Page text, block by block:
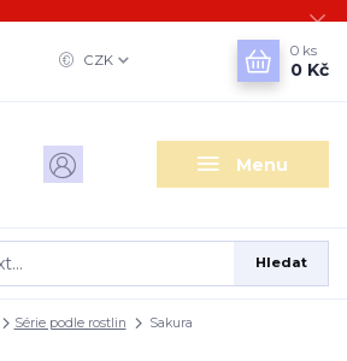
Menu
CZK
Hledat
0 ks
0 Kč
Série podle rostlin Sakura